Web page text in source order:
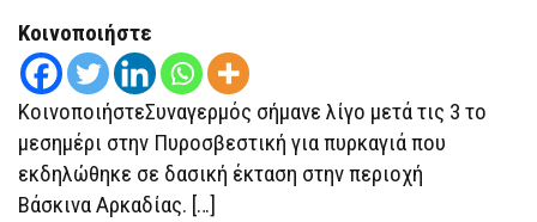
Κοινοποιήστε
ΚοινοποιήστεΣυναγερμός σήμανε λίγο μετά τις 3 το
μεσημέρι στην Πυροσβεστική για πυρκαγιά που
εκδηλώθηκε σε δασική έκταση στην περιοχή
Βάσκινα Αρκαδίας. […]